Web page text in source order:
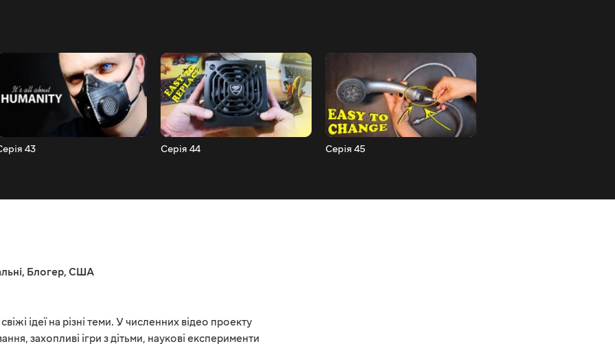
43 Серія 44 Серія 45
, Блогер, США
ідеї на різні теми. У численних відео проекту
захопливі ігри з дітьми, наукові експерименти